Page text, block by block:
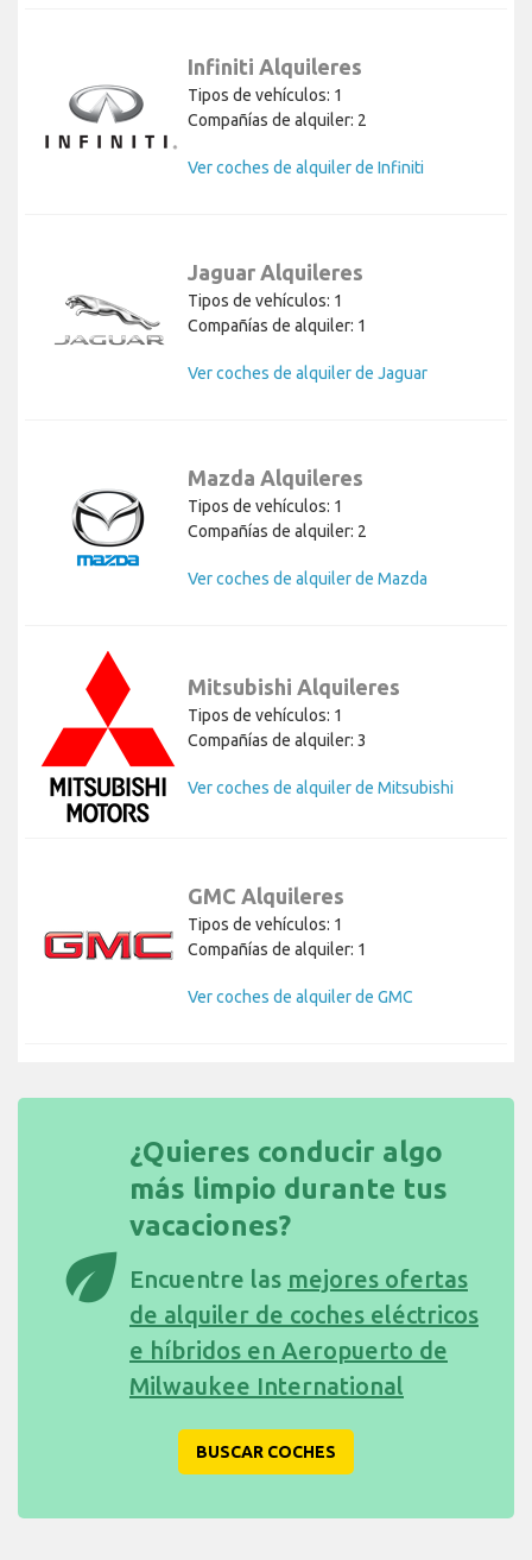
Infiniti Alquileres
Tipos de vehículos: 1
Compañías de alquiler: 2
Ver coches de alquiler de Infiniti
Jaguar Alquileres
Tipos de vehículos: 1
Compañías de alquiler: 1
Ver coches de alquiler de Jaguar
Mazda Alquileres
Tipos de vehículos: 1
Compañías de alquiler: 2
Ver coches de alquiler de Mazda
Mitsubishi Alquileres
Tipos de vehículos: 1
Compañías de alquiler: 3
Ver coches de alquiler de Mitsubishi
GMC Alquileres
Tipos de vehículos: 1
Compañías de alquiler: 1
Ver coches de alquiler de GMC
eco
¿Quieres conducir algo
más limpio durante tus
vacaciones?
Encuentre las mejores ofertas
de alquiler de coches eléctricos
e híbridos en Aeropuerto de
Milwaukee International
BUSCAR COCHES